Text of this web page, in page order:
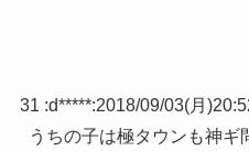
31 :d*****:2018/09/03(月
うちの子は極タウンも神ギ